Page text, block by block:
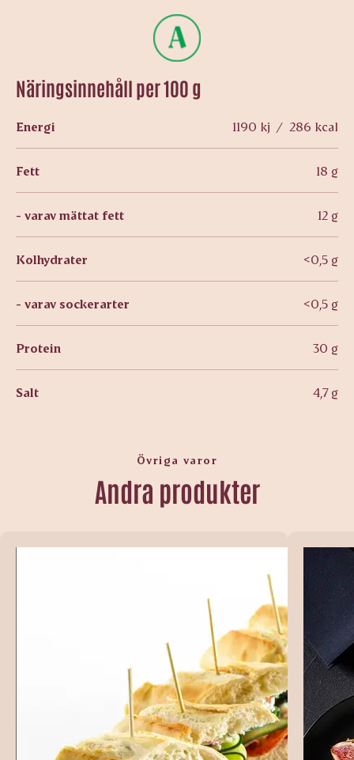
Näringsinnehåll per 100 g
Energi 1190 kj / 286 kcal
Fett 18 g
- varav mättat fett 12 g
Kolhydrater <0,5 g
- varav sockerarter <0,5 g
Protein 30 g
Salt 4,7 g
Övriga varor
Andra produkter